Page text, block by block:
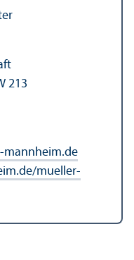
213
mannheim.de
mueller-